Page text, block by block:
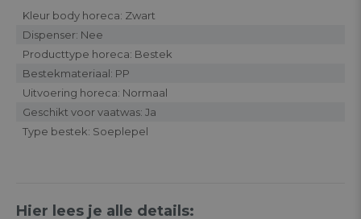
Kleur body horeca: Zwart
Dispenser: Nee
Producttype horeca: Bestek
Bestekmateriaal: PP
Uitvoering horeca: Normaal
Geschikt voor vaatwas: Ja
Type bestek: Soeplepel
Hier lees je alle details: